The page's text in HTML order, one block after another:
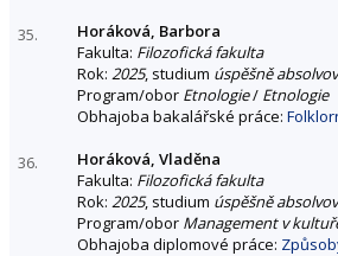
35.
Horáková, Barbora
Fakulta: Filozofická fakulta
Rok: 2025, studium úspěšně
Program/obor Etnologie/ Etnologie
Obhajoba bakalářské práce:
36.
Horáková, Vladěna
Fakulta: Filozofická fakulta
Rok: 2025, studium úspěšně
Program/obor Management v
Obhajoba diplomové práce: